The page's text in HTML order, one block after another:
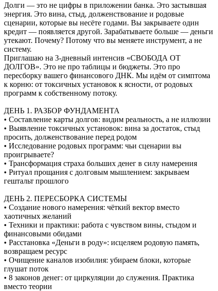
Долги — это не цифры в приложении банка. Это застывшая
энергия. Это вина, стыд, долженствование и родовые
сценарии, которые вы несёте годами. Вы закрываете один
кредит — появляется другой. Зарабатываете больше — деньги
утекают. Почему? Потому что вы меняете инструмент, а не
систему.
Приглашаю на 3-дневный интенсив «СВОБОДА ОТ
ДОЛГОВ». Это не про таблицы и бюджеты. Это про
пересборку вашего финансового ДНК. Мы идём от симптома
к корню: от токсичных установок к ясности, от родовых
программ к собственному потоку.
ДЕНЬ 1. РАЗБОР ФУНДАМЕНТА
• Составление карты долгов: видим реальность, а не иллюзии
• Выявление токсичных установок: вина за достаток, стыд
просить, долженствование перед родом
• Исследование родовых программ: чьи сценарии вы
проигрываете?
• Трансформация страха больших денег в силу намерения
• Ритуал прощания с долговым мышлением: закрываем
гештальт прошлого
ДЕНЬ 2. ПЕРЕСБОРКА СИСТЕМЫ
• Создание нового намерения: чёткий вектор вместо
хаотичных желаний
• Техники и практики: работа с чувством вины, стыдом и
финансовыми обидами
• Расстановка «Деньги в роду»: исцеляем родовую память,
возвращаем ресурс
• Очищение каналов изобилия: убираем блоки, которые
глушат поток
• 8 законов денег: от циркуляции до служения. Практика
вместо теории